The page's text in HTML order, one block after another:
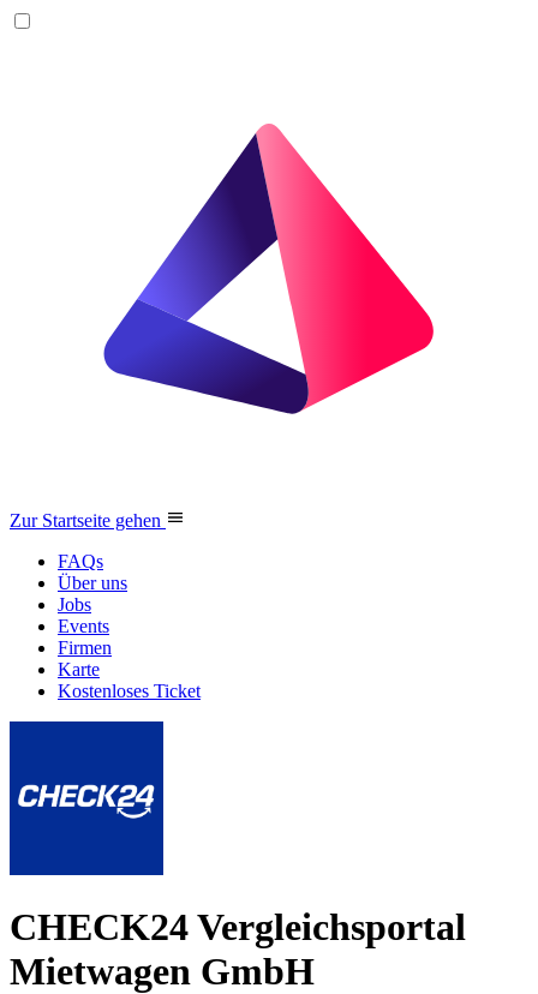
Zur Startseite gehen
FAQs
Über uns
Jobs
Events
Firmen
Karte
Kostenloses Ticket
CHECK24 Vergleichsportal
Mietwagen GmbH